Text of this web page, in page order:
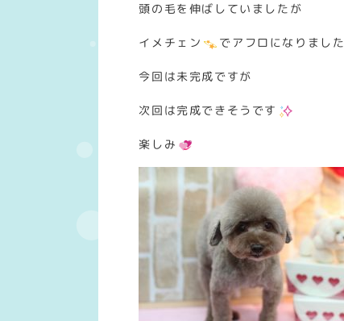
頭の毛を伸ばしていましたが
イメチェン でアフロになりました
今回は未完成ですが
次回は完成できそうです
楽しみ